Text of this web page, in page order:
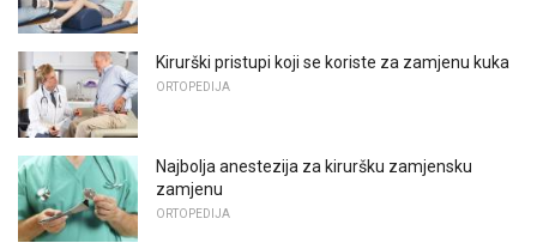
Kirurški pristupi koji se koriste za zamjenu kuka
ORTOPEDIJA
Najbolja anestezija za kiruršku zamjensku
zamjenu
ORTOPEDIJA